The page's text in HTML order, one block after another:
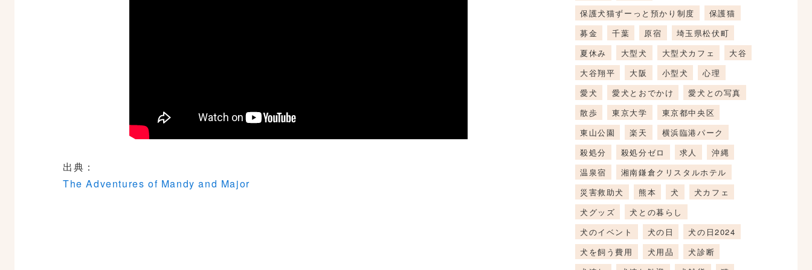
出典：
The Adventures of Mandy and Major
保護犬猫ずーっと預かり制度
保護猫
募金
千葉 原宿
埼玉県松伏町
夏休み
大型犬 大型犬カフェ
大谷
大谷翔平
大阪 小型犬
心理
愛犬
愛犬とおでかけ
愛犬との写真
散歩
東京大学
東京都中央区
東山公園
楽天
横浜臨港パーク
殺処分
殺処分ゼロ 求人
沖縄
温泉宿
湘南鎌倉クリスタルホテル
災害救助犬
熊本 犬
犬カフェ
犬グッズ
犬との暮らし
犬のイベント
犬の日
犬の日2024
犬を飼う費用
犬用品
犬診断